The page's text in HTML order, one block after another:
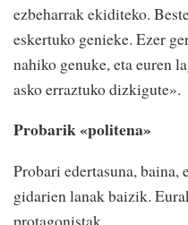
ezbeharrak ekiditeko.
eskertuko genieke. Ezer
nahiko genuke, eta euren
asko erraztuko dizkigute».
Probarik «politena»
Probari edertasuna,
gidarien lanak baizik.
protagonistak.